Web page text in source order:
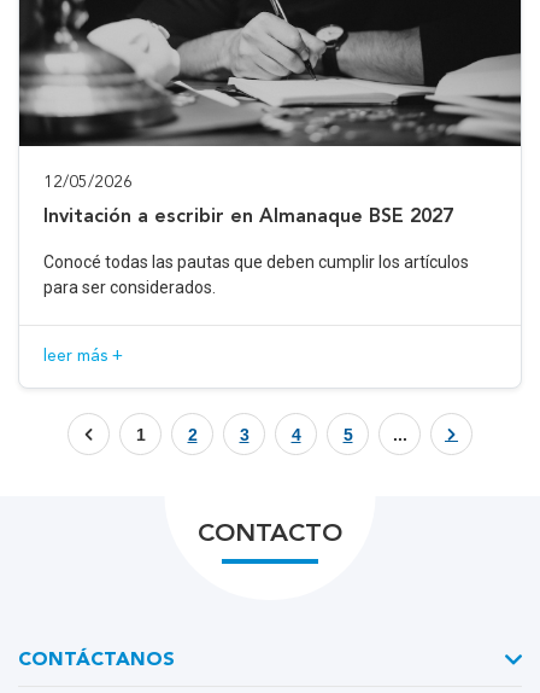
12/05/2026
Invitación a escribir en Almanaque BSE 2027
Conocé todas las pautas que deben cumplir los artículos
para ser considerados.
leer más +
1 2 3 4 5 ...
CONTACTO
CONTÁCTANOS